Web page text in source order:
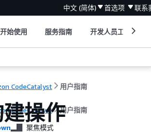
中文 (简体) 首选项 联系
开始使用 服务指南 开发人员工具
CodeCatalyst 用户指南
CodeCatalyst 用户指南
操作
聚焦模式